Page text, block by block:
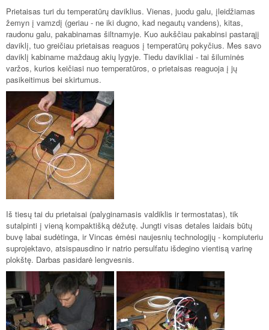
Prietaisas turi du temperatūrų daviklius. Vienas, juodu galu, įleidžiamas
žemyn į vamzdį (geriau - ne iki dugno, kad negautų vandens), kitas,
raudonu galu, pakabinamas šiltnamyje. Kuo aukščiau pakabinsi pastarąjį
daviklį, tuo greičiau prietaisas reaguos į temperatūrų pokyčius. Mes savo
daviklį kabiname maždaug akių lygyje. Tiedu davikliai - tai šiluminės
varžos, kurios keičiasi nuo temperatūros, o prietaisas reaguoja į jų
pasikeitimus bei skirtumus.
Iš tiesų tai du prietaisai (palyginamasis valdiklis ir termostatas), tik
sutalpinti į vieną kompaktišką dėžutę. Jungti visas detales laidais būtų
buvę labai sudėtinga, ir Vincas ėmėsi naujesnių technologijų - kompiuteriu
suprojektavo, atsispausdino ir natrio persulfatu išdegino vientisą varinę
plokštę. Darbas pasidarė lengvesnis.